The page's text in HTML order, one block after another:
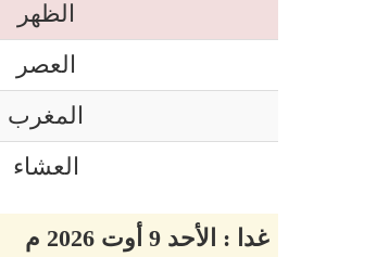
الظهر
العصر
المغرب
العشاء
غدا : الأحد 9 أوت 2026 م